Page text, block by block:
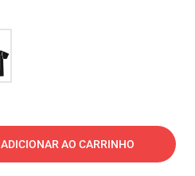
ADICIONAR AO CARRINHO